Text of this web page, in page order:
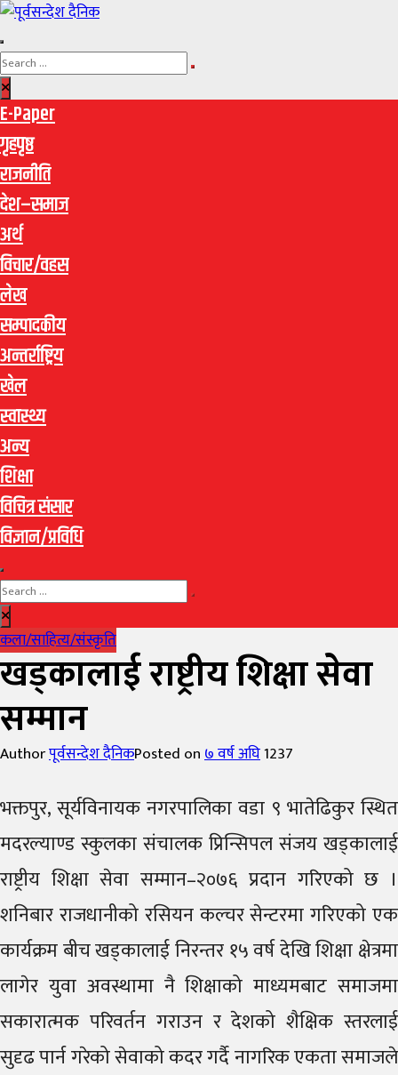
E-Paper
गृहपृष्ठ
राजनीति
देश–समाज
अर्थ
विचार/वहस
लेख
सम्पादकीय
अन्तर्राष्ट्रिय
खेल
स्वास्थ्य
अन्य
शिक्षा
विचित्र संसार
विज्ञान/प्रविधि
कला/साहित्य/संस्कृति
खड्कालाई राष्ट्रीय शिक्षा सेवा
सम्मान
Authorपूर्वसन्देश दैनिकPosted on७ वर्ष अघि1237
भक्तपुर, सूर्यविनायक नगरपालिका वडा ९ भातेढिकुर स्थित
मदरल्याण्ड स्कुलका संचालक प्रिन्सिपल संजय खड्कालाई
राष्ट्रीय शिक्षा सेवा सम्मान–२०७६ प्रदान गरिएको छ ।
शनिबार राजधानीको रसियन कल्चर सेन्टरमा गरिएको एक
कार्यक्रम बीच खड्कालाई निरन्तर १५ वर्ष देखि शिक्षा क्षेत्रमा
लागेर युवा अवस्थामा नै शिक्षाको माध्यमबाट समाजमा
सकारात्मक परिवर्तन गराउन र देशको शैक्षिक स्तरलाई
सुदृढ पार्न गरेको सेवाको कदर गर्दै नागरिक एकता समाजले